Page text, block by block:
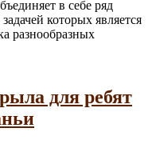
в себе ряд
которых является
разнообразных
для ребят